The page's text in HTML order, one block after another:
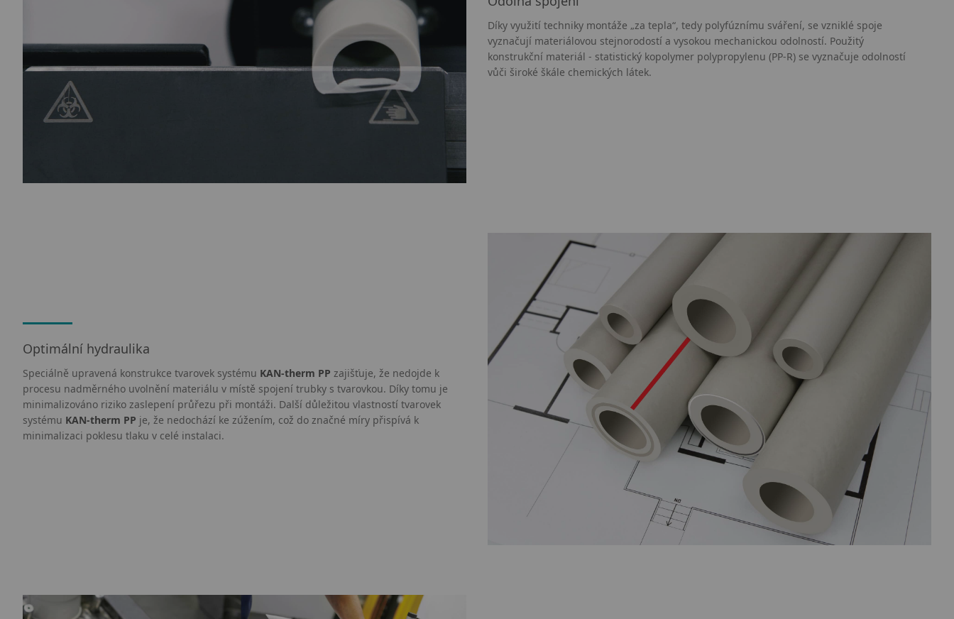
Díky využití techniky montáže „za tepla“, tedy polyfúznímu sváření, se vzniklé spoje
vyznačují materiálovou stejnorodostí a vysokou mechanickou odolností. Použitý
konstrukční materiál - statistický kopolymer polypropylenu (PP-R) se vyznačuje odolností
vůči široké škále chemických látek.
Optimální hydraulika
Speciálně upravená konstrukce tvarovek systému KAN-therm PP zajišťuje, že nedojde k
procesu nadměrného uvolnění materiálu v místě spojení trubky s tvarovkou. Díky tomu je
minimalizováno riziko zaslepení průřezu při montáži. Další důležitou vlastností tvarovek
systému KAN-therm PP je, že nedochází ke zúžením, což do značné míry přispívá k
minimalizaci poklesu tlaku v celé instalaci.